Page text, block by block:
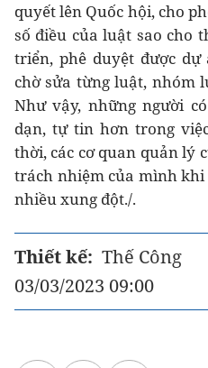
quyết lên Quốc hội, cho
số điều của luật sao cho
triển, phê duyệt được
chờ sửa từng luật, nhóm
Như vậy, những người
dạn, tự tin hơn trong
thời, các cơ quan quản lý
trách nhiệm của mình khi
nhiều xung đột./.
Thiết kế: Thế Công
03/03/2023 09:00